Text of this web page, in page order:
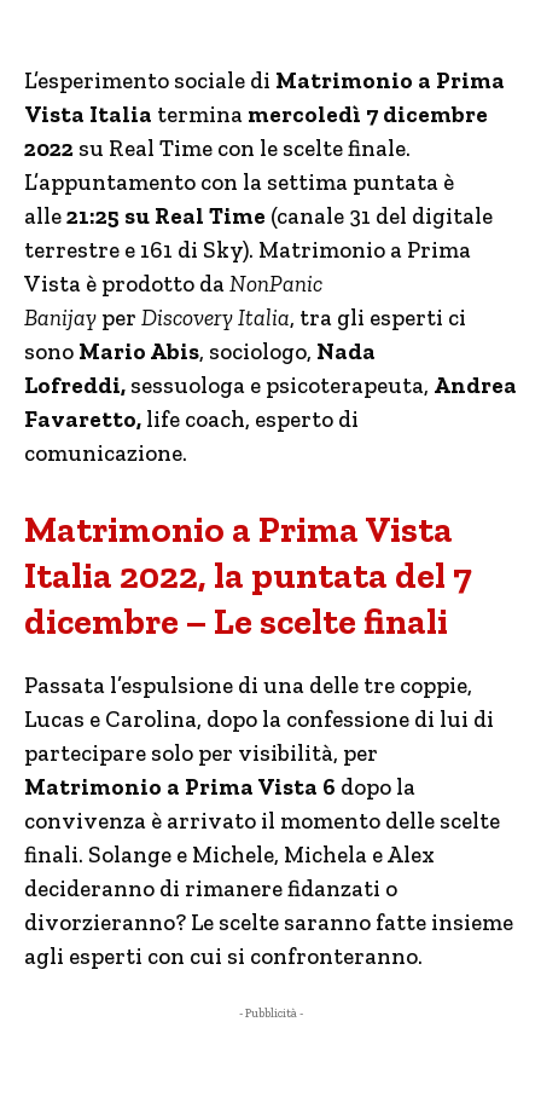
L’esperimento sociale di Matrimonio a Prima
Vista Italia termina mercoledì 7 dicembre
2022 su Real Time con le scelte finale.
L’appuntamento con la settima puntata è
alle21:25 su Real Time (canale 31 del digitale
terrestre e 161 di Sky). Matrimonio a Prima
Vista è prodotto daNonPanic
Banijay per Discovery Italia, tra gli esperti ci
sono Mario Abis, sociologo, Nada
Lofreddi, sessuologa e psicoterapeuta, Andrea
Favaretto, life coach, esperto di
comunicazione.
Matrimonio a Prima Vista
Italia 2022, la puntata del 7
dicembre – Le scelte finali
Passata l’espulsione di una delle tre coppie,
Lucas e Carolina, dopo la confessione di lui di
partecipare solo per visibilità, per
Matrimonio a Prima Vista 6 dopo la
convivenza è arrivato il momento delle scelte
finali. Solange e Michele, Michela e Alex
decideranno di rimanere fidanzati o
divorzieranno? Le scelte saranno fatte insieme
agli esperti con cui si confronteranno.
- Pubblicità -